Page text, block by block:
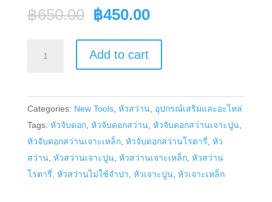
฿650.00 Original
was:
฿650.00.
฿450.00Current
is:
฿450.00.
ปูน
New
Tools
สามารถ
ใช้ได้
กับ
Add to cart
Categories: New Tools, หัวสว่าน, อุปกรณ์เสริมและอะไหล่
Tags: หัวจับดอก, หัวจับดอกสว่าน, หัวจับดอกสว่านเจาะปูน,
หัวจับดอกสว่านเจาะเหล็ก, หัวจับดอกสว่านโรตารี่, หัว
สว่าน, หัวสว่านเจาะปูน, หัวสว่านเจาะเหล็ก, หัวสว่าน
โรตารี่, หัวสว่านไม่ใช้จำปา, หัวเจาะปูน, หัวเจาะเหล็ก